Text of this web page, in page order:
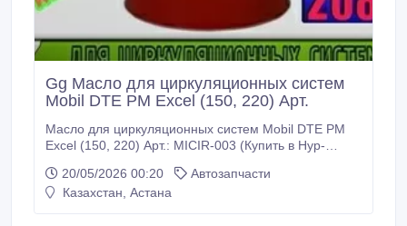
Gg Масло для циркуляционных систем
Mobil DTE PM Excel (150, 220) Арт.
Масло для циркуляционных систем Mobil DTE PM
Excel (150, 220) Арт.: MICIR-003 (Купить в Нур-
PM Excel Series – это многофункциональные масла,
которые предназначены для применения в мокрой
20/05/2026 00:20
Автозапчасти
Казахстан, Астана